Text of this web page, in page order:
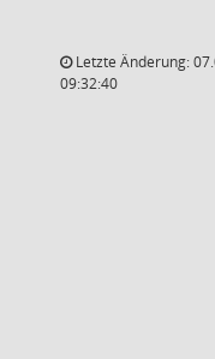
Letzte Änderung:
09:32:40